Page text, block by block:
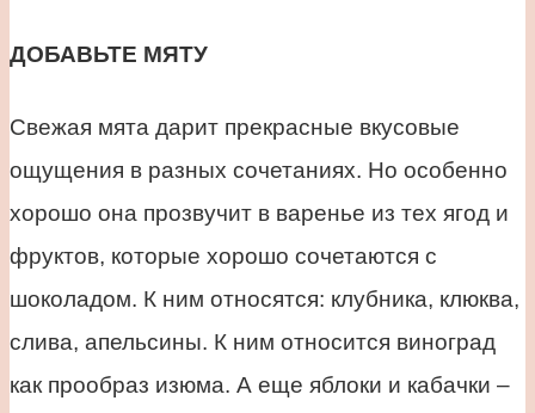
ДОБАВЬТЕ МЯТУ
Свежая мята дарит прекрасные вкусовые
ощущения в разных сочетаниях. Но особенно
хорошо она прозвучит в варенье из тех ягод и
фруктов, которые хорошо сочетаются с
шоколадом. К ним относятся: клубника, клюква,
слива, апельсины. К ним относится виноград
как прообраз изюма. А еще яблоки и кабачки –